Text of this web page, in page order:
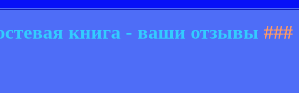
книга - ваши отзывы ###